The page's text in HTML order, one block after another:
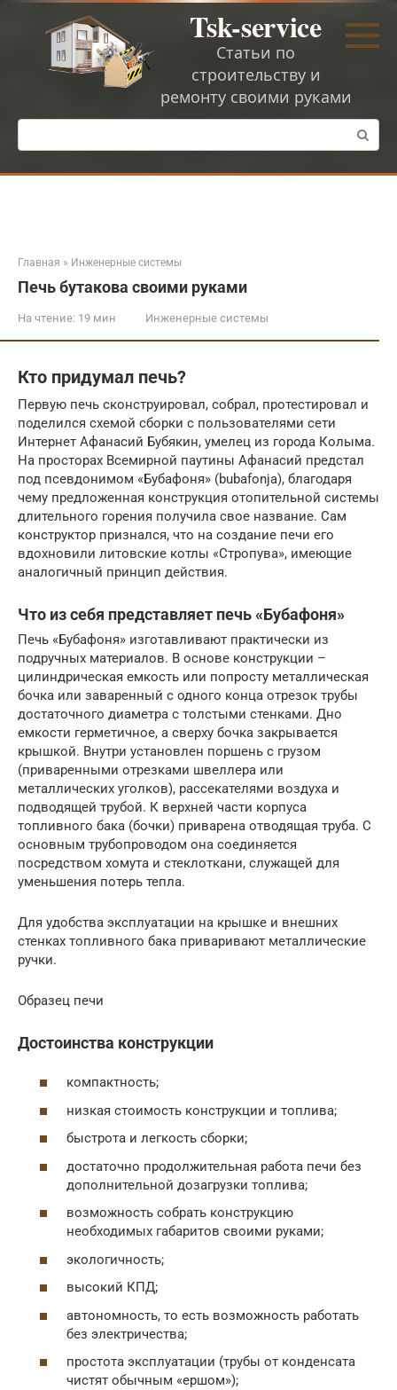
Перейти
Tsk-service
Статьи по
строительству и
ремонту своими руками
Поиск:
Главная » Инженерные системы
Печь бутакова своими руками
На чтение: 19 мин Инженерные системы
Кто придумал печь?
Первую печь сконструировал, собрал, протестировал и
поделился схемой сборки с пользователями сети
Интернет Афанасий Бубякин, умелец из города Колыма.
На просторах Всемирной паутины Афанасий предстал
под псевдонимом «Бубафоня» (bubafonja), благодаря
чему предложенная конструкция отопительной системы
длительного горения получила свое название. Сам
конструктор признался, что на создание печи его
вдохновили литовские котлы «Стропува», имеющие
аналогичный принцип действия.
Что из себя представляет печь «Бубафоня»
Печь «Бубафоня» изготавливают практически из
подручных материалов. В основе конструкции –
цилиндрическая емкость или попросту металлическая
бочка или заваренный с одного конца отрезок трубы
достаточного диаметра с толстыми стенками. Дно
емкости герметичное, а сверху бочка закрывается
крышкой. Внутри установлен поршень с грузом
(приваренными отрезками швеллера или
металлических уголков), рассекателями воздуха и
подводящей трубой. К верхней части корпуса
топливного бака (бочки) приварена отводящая труба. С
основным трубопроводом она соединяется
посредством хомута и стеклоткани, служащей для
уменьшения потерь тепла.
Для удобства эксплуатации на крышке и внешних
стенках топливного бака приваривают металлические
ручки.
Образец печи
Достоинства конструкции
компактность;
низкая стоимость конструкции и топлива;
быстрота и легкость сборки;
достаточно продолжительная работа печи без
дополнительной дозагрузки топлива;
возможность собрать конструкцию
необходимых габаритов своими руками;
экологичность;
высокий КПД;
автономность, то есть возможность работать
без электричества;
простота эксплуатации (трубы от конденсата
чистят обычным «ершом»);